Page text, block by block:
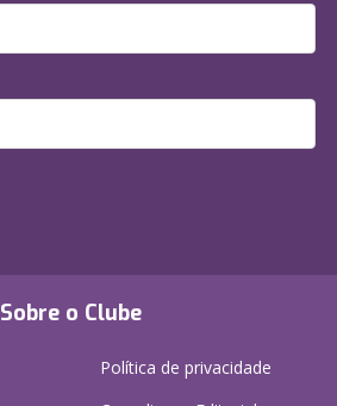
Sobre o Clube
Política de privacidade